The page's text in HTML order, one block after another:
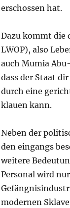
erschossen hat.
Dazu kommt die
LWOP), also
auch Mumia
dass der Staat
durch eine
klauen kann.
Neben der
den eingangs
weitere
Personal wird
modernen